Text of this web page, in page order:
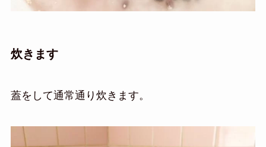
炊きます
蓋をして通常通り炊きます。